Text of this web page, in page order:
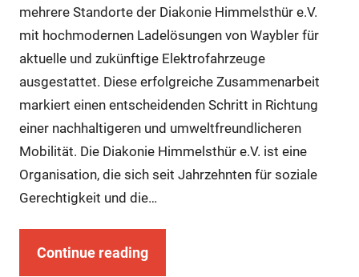
mehrere Standorte der Diakonie Himmelsthür e.V.
mit hochmodernen Ladelösungen von Waybler für
aktuelle und zukünftige Elektrofahrzeuge
ausgestattet. Diese erfolgreiche Zusammenarbeit
markiert einen entscheidenden Schritt in Richtung
einer nachhaltigeren und umweltfreundlicheren
Mobilität. Die Diakonie Himmelsthür e.V. ist eine
Organisation, die sich seit Jahrzehnten für soziale
Gerechtigkeit und die…
Continue reading